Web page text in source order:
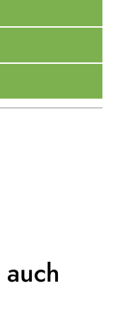
auch